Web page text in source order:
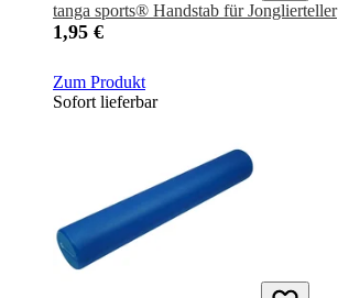
tanga sports® Handstab für Jonglierteller
1,95 €
Zum Produkt
Sofort lieferbar